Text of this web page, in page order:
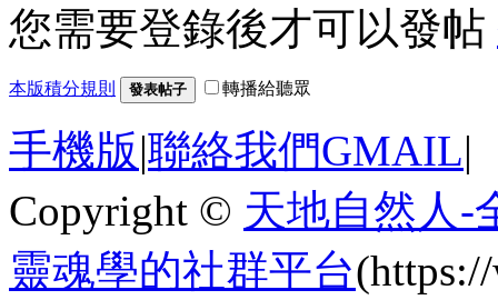
您需要登錄後才可以發帖
本版積分規則 發表帖子 轉播給聽眾
手機版|聯絡我們GMAIL|
Copyright © 天地自然人-
靈魂學的社群平台